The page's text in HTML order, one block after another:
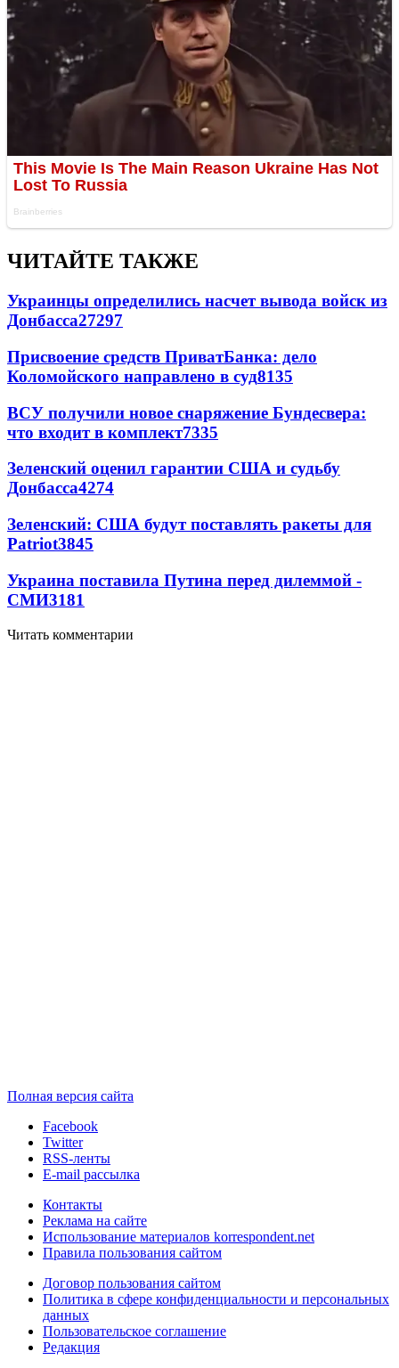
ЧИТАЙТЕ ТАКЖЕ
Украинцы определились насчет вывода войск из
Донбасса27297
Присвоение средств ПриватБанка: дело
Коломойского направлено в суд8135
ВСУ получили новое снаряжение Бундесвера:
что входит в комплект7335
Зеленский оценил гарантии США и судьбу
Донбасса4274
Зеленский: США будут поставлять ракеты для
Patriot3845
Украина поставила Путина перед дилеммой -
СМИ3181
Читать комментарии
Полная версия сайта
Facebook
Twitter
RSS-ленты
E-mail рассылка
Контакты
Реклама на сайте
Использование материалов korrespondent.net
Правила пользования сайтом
Договор пользования сайтом
Политика в сфере конфиденциальности и персональных
данных
Пользовательское соглашение
Редакция